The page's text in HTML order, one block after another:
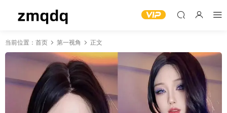
当前位置： 首页 第一视角 正文